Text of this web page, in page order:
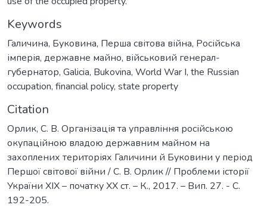
Keywords
Галичина, Буковина, Перша світова війна, Російська
імперія, державне майно, військовий генерал-
губернатор, Galicia, Bukovina, World War I, the Russian
occupation, financial policy, state property
Citation
Орлик, С. В. Організація та управління російською
окупаційною владою державним майном на
захоплених територіях Галичини й Буковини у період
Першої світової війни / С. В. Орлик // Проблеми історії
України ХІХ – початку ХХ ст. – К., 2017. – Вип. 27. - С.
192-205.